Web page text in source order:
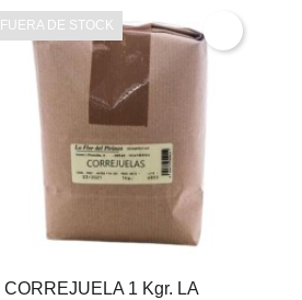
CORREJUELA 1 Kgr. LA
FUERA DE STOCK